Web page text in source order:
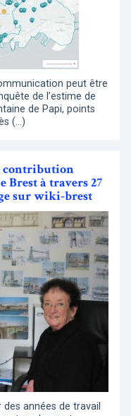
peut être
de l’estime de
de Papi, points
(…)
contribution
Brest à travers 27
sur wiki-brest
années de travail